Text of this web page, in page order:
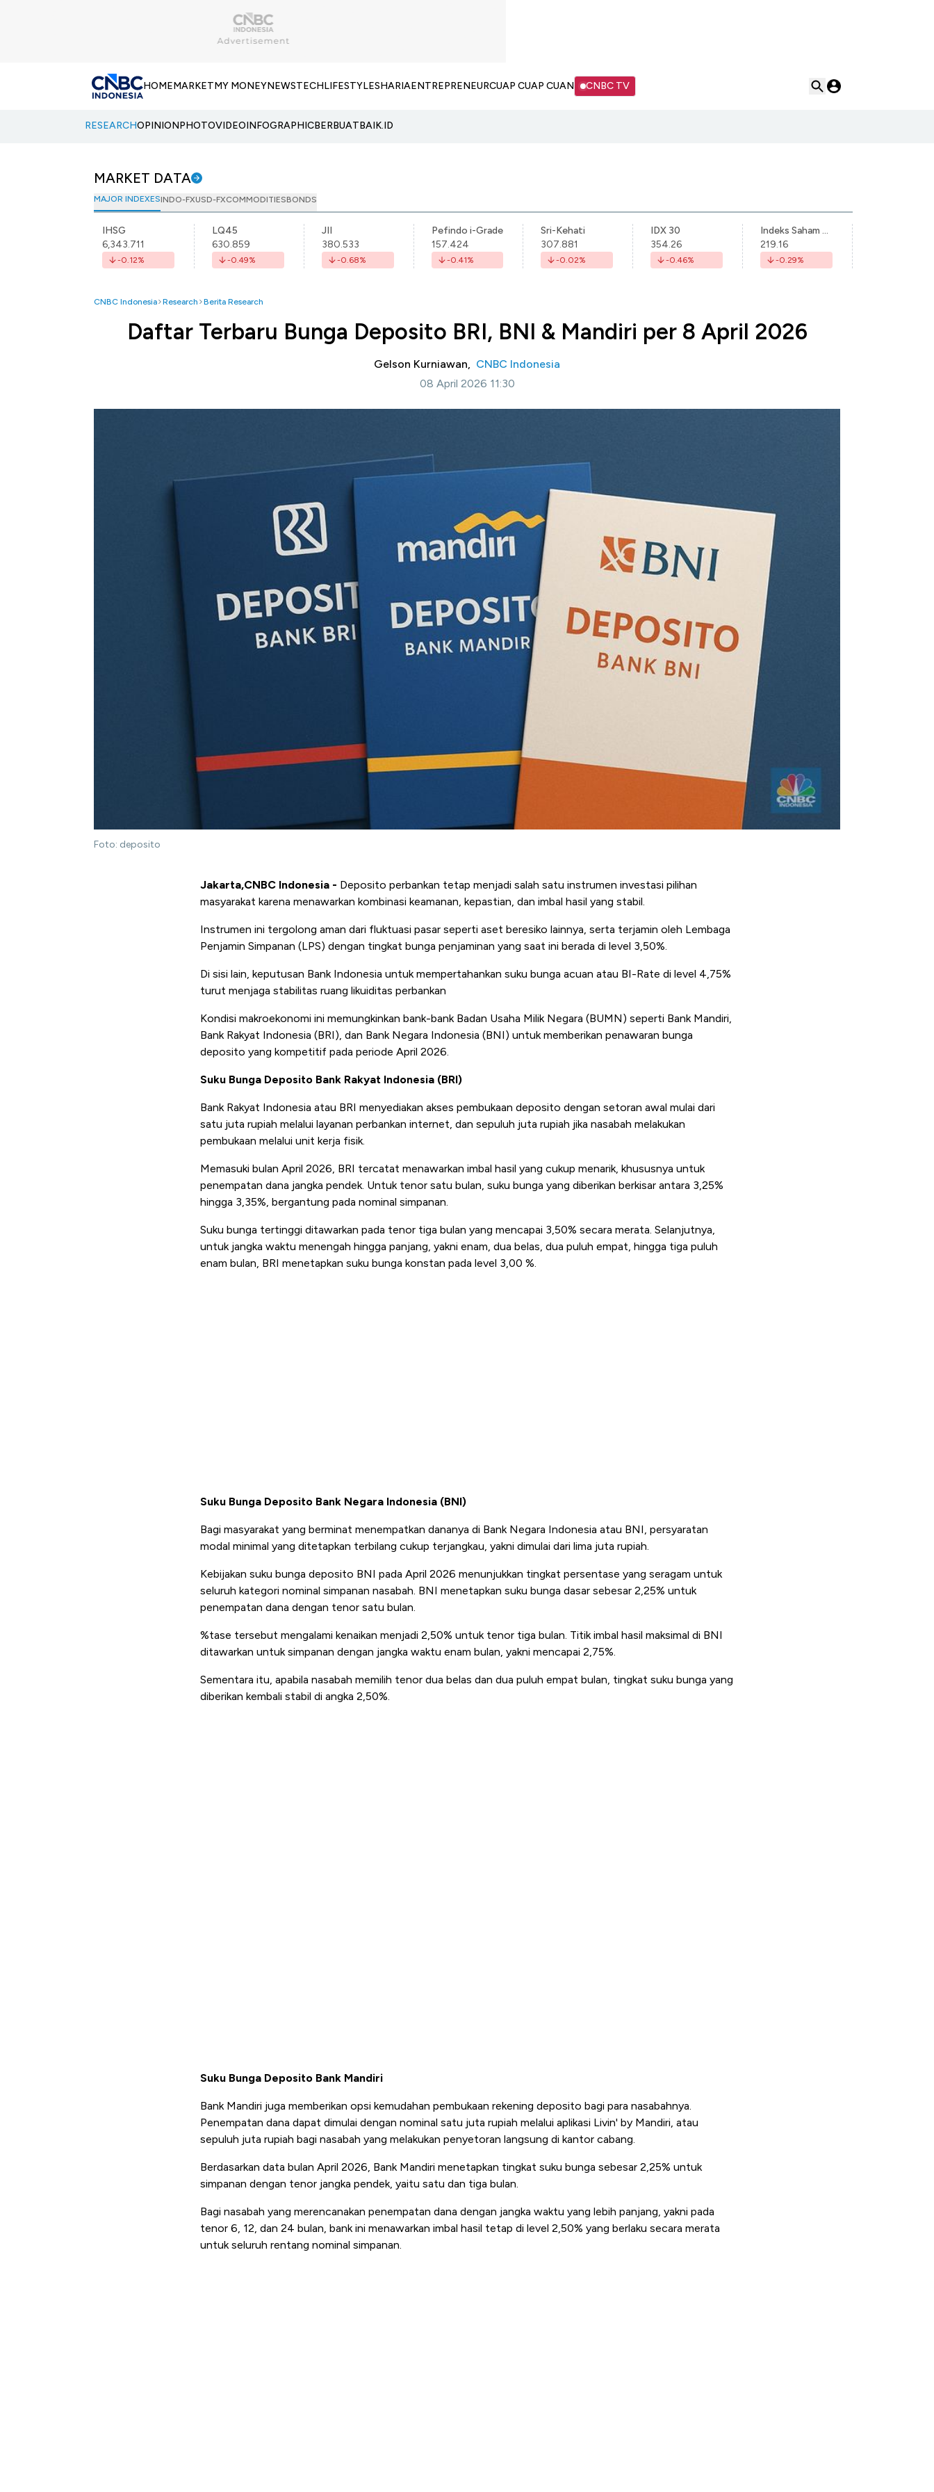
HOMEMARKETMY MONEYNEWSTECHLIFESTYLESHARIAENTREPRENEURCUAP CUAP CUAN CNBC TV
RESEARCHOPINIONPHOTOVIDEOINFOGRAPHICBERBUATBAIK.ID
MARKET DATA
MAJOR INDEXESINDO-FXUSD-FXCOMMODITIESBONDS
IHSG
6,343.711
-0.12%
LQ45
630.859
-0.49%
JII
380.533
-0.68%
Pefindo i-Grade
157.424
-0.41%
Sri-Kehati
307.881
-0.02%
IDX 30
354.26
-0.46%
Indeks Saham Syariah Indonesia
219.16
-0.29%
CNBC Indonesia Research Berita Research
Daftar Terbaru Bunga Deposito BRI, BNI & Mandiri per 8 April 2026
Gelson Kurniawan, CNBC Indonesia
08 April 2026 11:30
Foto: deposito
Jakarta,CNBC Indonesia - Deposito perbankan tetap menjadi salah satu instrumen investasi pilihan
masyarakat karena menawarkan kombinasi keamanan, kepastian, dan imbal hasil yang stabil.
Instrumen ini tergolong aman dari fluktuasi pasar seperti aset beresiko lainnya, serta terjamin oleh Lembaga
Penjamin Simpanan (LPS) dengan tingkat bunga penjaminan yang saat ini berada di level 3,50%.
Di sisi lain, keputusan Bank Indonesia untuk mempertahankan suku bunga acuan atau BI-Rate di level 4,75%
turut menjaga stabilitas ruang likuiditas perbankan
Kondisi makroekonomi ini memungkinkan bank-bank Badan Usaha Milik Negara (BUMN) seperti Bank Mandiri,
Bank Rakyat Indonesia (BRI), dan Bank Negara Indonesia (BNI) untuk memberikan penawaran bunga
deposito yang kompetitif pada periode April 2026.
Suku Bunga Deposito Bank Rakyat Indonesia (BRI)
Bank Rakyat Indonesia atau BRI menyediakan akses pembukaan deposito dengan setoran awal mulai dari
satu juta rupiah melalui layanan perbankan internet, dan sepuluh juta rupiah jika nasabah melakukan
pembukaan melalui unit kerja fisik.
Memasuki bulan April 2026, BRI tercatat menawarkan imbal hasil yang cukup menarik, khususnya untuk
penempatan dana jangka pendek. Untuk tenor satu bulan, suku bunga yang diberikan berkisar antara 3,25%
hingga 3,35%, bergantung pada nominal simpanan.
Suku bunga tertinggi ditawarkan pada tenor tiga bulan yang mencapai 3,50% secara merata. Selanjutnya,
untuk jangka waktu menengah hingga panjang, yakni enam, dua belas, dua puluh empat, hingga tiga puluh
enam bulan, BRI menetapkan suku bunga konstan pada level 3,00 %.
Suku Bunga Deposito Bank Negara Indonesia (BNI)
Bagi masyarakat yang berminat menempatkan dananya di Bank Negara Indonesia atau BNI, persyaratan
modal minimal yang ditetapkan terbilang cukup terjangkau, yakni dimulai dari lima juta rupiah.
Kebijakan suku bunga deposito BNI pada April 2026 menunjukkan tingkat persentase yang seragam untuk
seluruh kategori nominal simpanan nasabah. BNI menetapkan suku bunga dasar sebesar 2,25% untuk
penempatan dana dengan tenor satu bulan.
%tase tersebut mengalami kenaikan menjadi 2,50% untuk tenor tiga bulan. Titik imbal hasil maksimal di BNI
ditawarkan untuk simpanan dengan jangka waktu enam bulan, yakni mencapai 2,75%.
Sementara itu, apabila nasabah memilih tenor dua belas dan dua puluh empat bulan, tingkat suku bunga yang
diberikan kembali stabil di angka 2,50%.
Suku Bunga Deposito Bank Mandiri
Bank Mandiri juga memberikan opsi kemudahan pembukaan rekening deposito bagi para nasabahnya.
Penempatan dana dapat dimulai dengan nominal satu juta rupiah melalui aplikasi Livin' by Mandiri, atau
sepuluh juta rupiah bagi nasabah yang melakukan penyetoran langsung di kantor cabang.
Berdasarkan data bulan April 2026, Bank Mandiri menetapkan tingkat suku bunga sebesar 2,25% untuk
simpanan dengan tenor jangka pendek, yaitu satu dan tiga bulan.
Bagi nasabah yang merencanakan penempatan dana dengan jangka waktu yang lebih panjang, yakni pada
tenor 6, 12, dan 24 bulan, bank ini menawarkan imbal hasil tetap di level 2,50% yang berlaku secara merata
untuk seluruh rentang nominal simpanan.